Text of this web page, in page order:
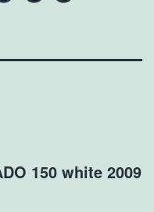
150 white 2009